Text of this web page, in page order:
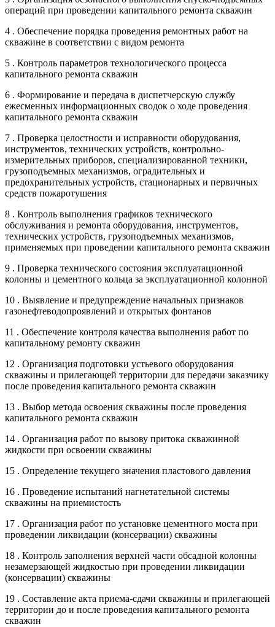
операций при проведении капитального ремонта скважин
4 . Обеспечение порядка проведения ремонтных работ на
скважине в соответствии с видом ремонта
5 . Контроль параметров технологического процесса
капитального ремонта скважин
6 . Формирование и передача в диспетчерскую службу
ежесменных информационных сводок о ходе проведения
капитального ремонта скважин
7 . Проверка целостности и исправности оборудования,
инструментов, технических устройств, контрольно-
измерительных приборов, специализированной техники,
грузоподъемных механизмов, оградительных и
предохранительных устройств, стационарных и первичных
средств пожаротушения
8 . Контроль выполнения графиков технического
обслуживания и ремонта оборудования, инструментов,
технических устройств, грузоподъемных механизмов,
применяемых при проведении капитального ремонта скважин
9 . Проверка технического состояния эксплуатационной
колонны и цементного кольца за эксплуатационной колонной
10 . Выявление и предупреждение начальных признаков
газонефтеводопроявлений и открытых фонтанов
11 . Обеспечение контроля качества выполнения работ по
капитальному ремонту скважин
12 . Организация подготовки устьевого оборудования
скважины и прилегающей территории для передачи заказчику
после проведения капитального ремонта скважин
13 . Выбор метода освоения скважины после проведения
капитального ремонта скважин
14 . Организация работ по вызову притока скважинной
жидкости при освоении скважины
15 . Определение текущего значения пластового давления
16 . Проведение испытаний нагнетательной системы
скважины на приемистость
17 . Организация работ по установке цементного моста при
проведении ликвидации (консервации) скважины
18 . Контроль заполнения верхней части обсадной колонны
незамерзающей жидкостью при проведении ликвидации
(консервации) скважины
19 . Составление акта приема-сдачи скважины и прилегающей
территории до и после проведения капитального ремонта
скважин